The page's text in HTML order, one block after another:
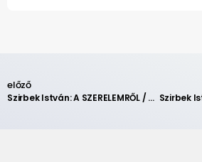
előző
Szirbek István: A SZERELEMRŐL / vers /